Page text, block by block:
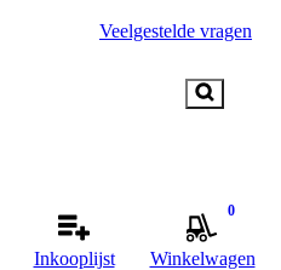
Veelgestelde vragen
Inkooplijst
0
Winkelwagen